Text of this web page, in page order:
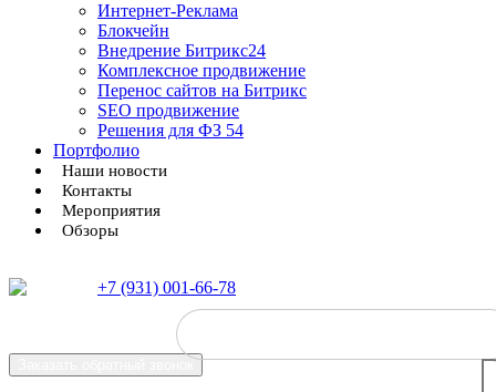
Интернет-Реклама
Блокчейн
Внедрение Битрикс24
Комплексное продвижение
Перенос сайтов на Битрикс
SEO продвижение
Решения для ФЗ 54
Портфолио
Наши новости
Контакты
Мероприятия
Обзоры
+7 (931) 001-66-78